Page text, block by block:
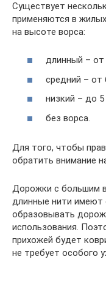
Существует
применяются в
на высоте ворса:
длинный –
средний – от
низкий – до
без ворса.
Для того, чтобы
обратить внимание
Дорожки с большим
длинные нити имеют
образовывать
использования.
прихожей будет
не требует особого